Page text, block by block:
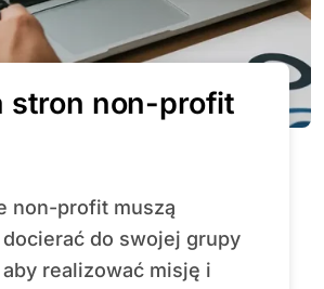
stron non-profit
do swojej grupy
realizować misję i